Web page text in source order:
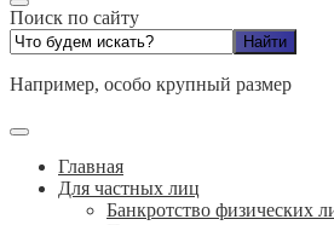
Поиск по сайту
Например, особо крупный размер
Главная
Для частных лиц
Банкротство физических